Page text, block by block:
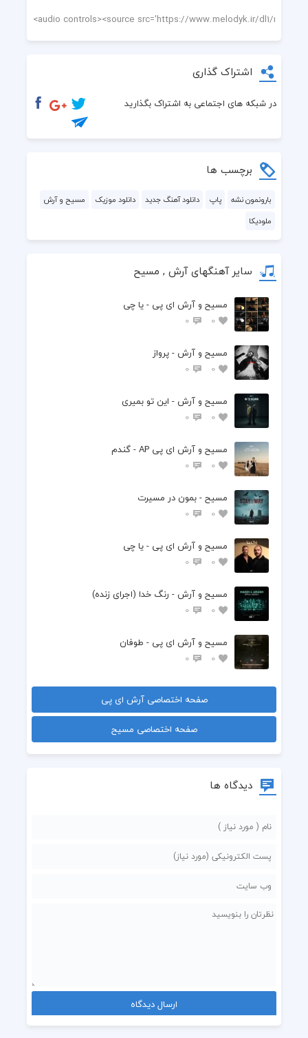
اشتراک گذاری
در شبکه های اجتماعی به اشتراک بگذارید
برچسب ها
بارونمون نشه پاپ دانلود آهنگ جدید دانلود موزیک
مسیح و آرش
ملودیکا
سایر آهنگهای آرش , مسیح
مسیح و آرش ای پی - یا چی
0
0
مسیح و آرش - پرواز
0
0
مسیح و آرش - این تو بمیری
0
0
مسیح و آرش ای پی AP - گندم
0
0
مسیح - بمون در مسیرت
0
0
مسیح و آرش ای پی - یا چی
0
0
مسیح و آرش - رنگ خدا (اجرای زنده)
0
0
مسیح و آرش ای پی - طوفان
0
0
صفحه اختصاصی آرش ای پی
صفحه اختصاصی مسیح
دیدگاه ها